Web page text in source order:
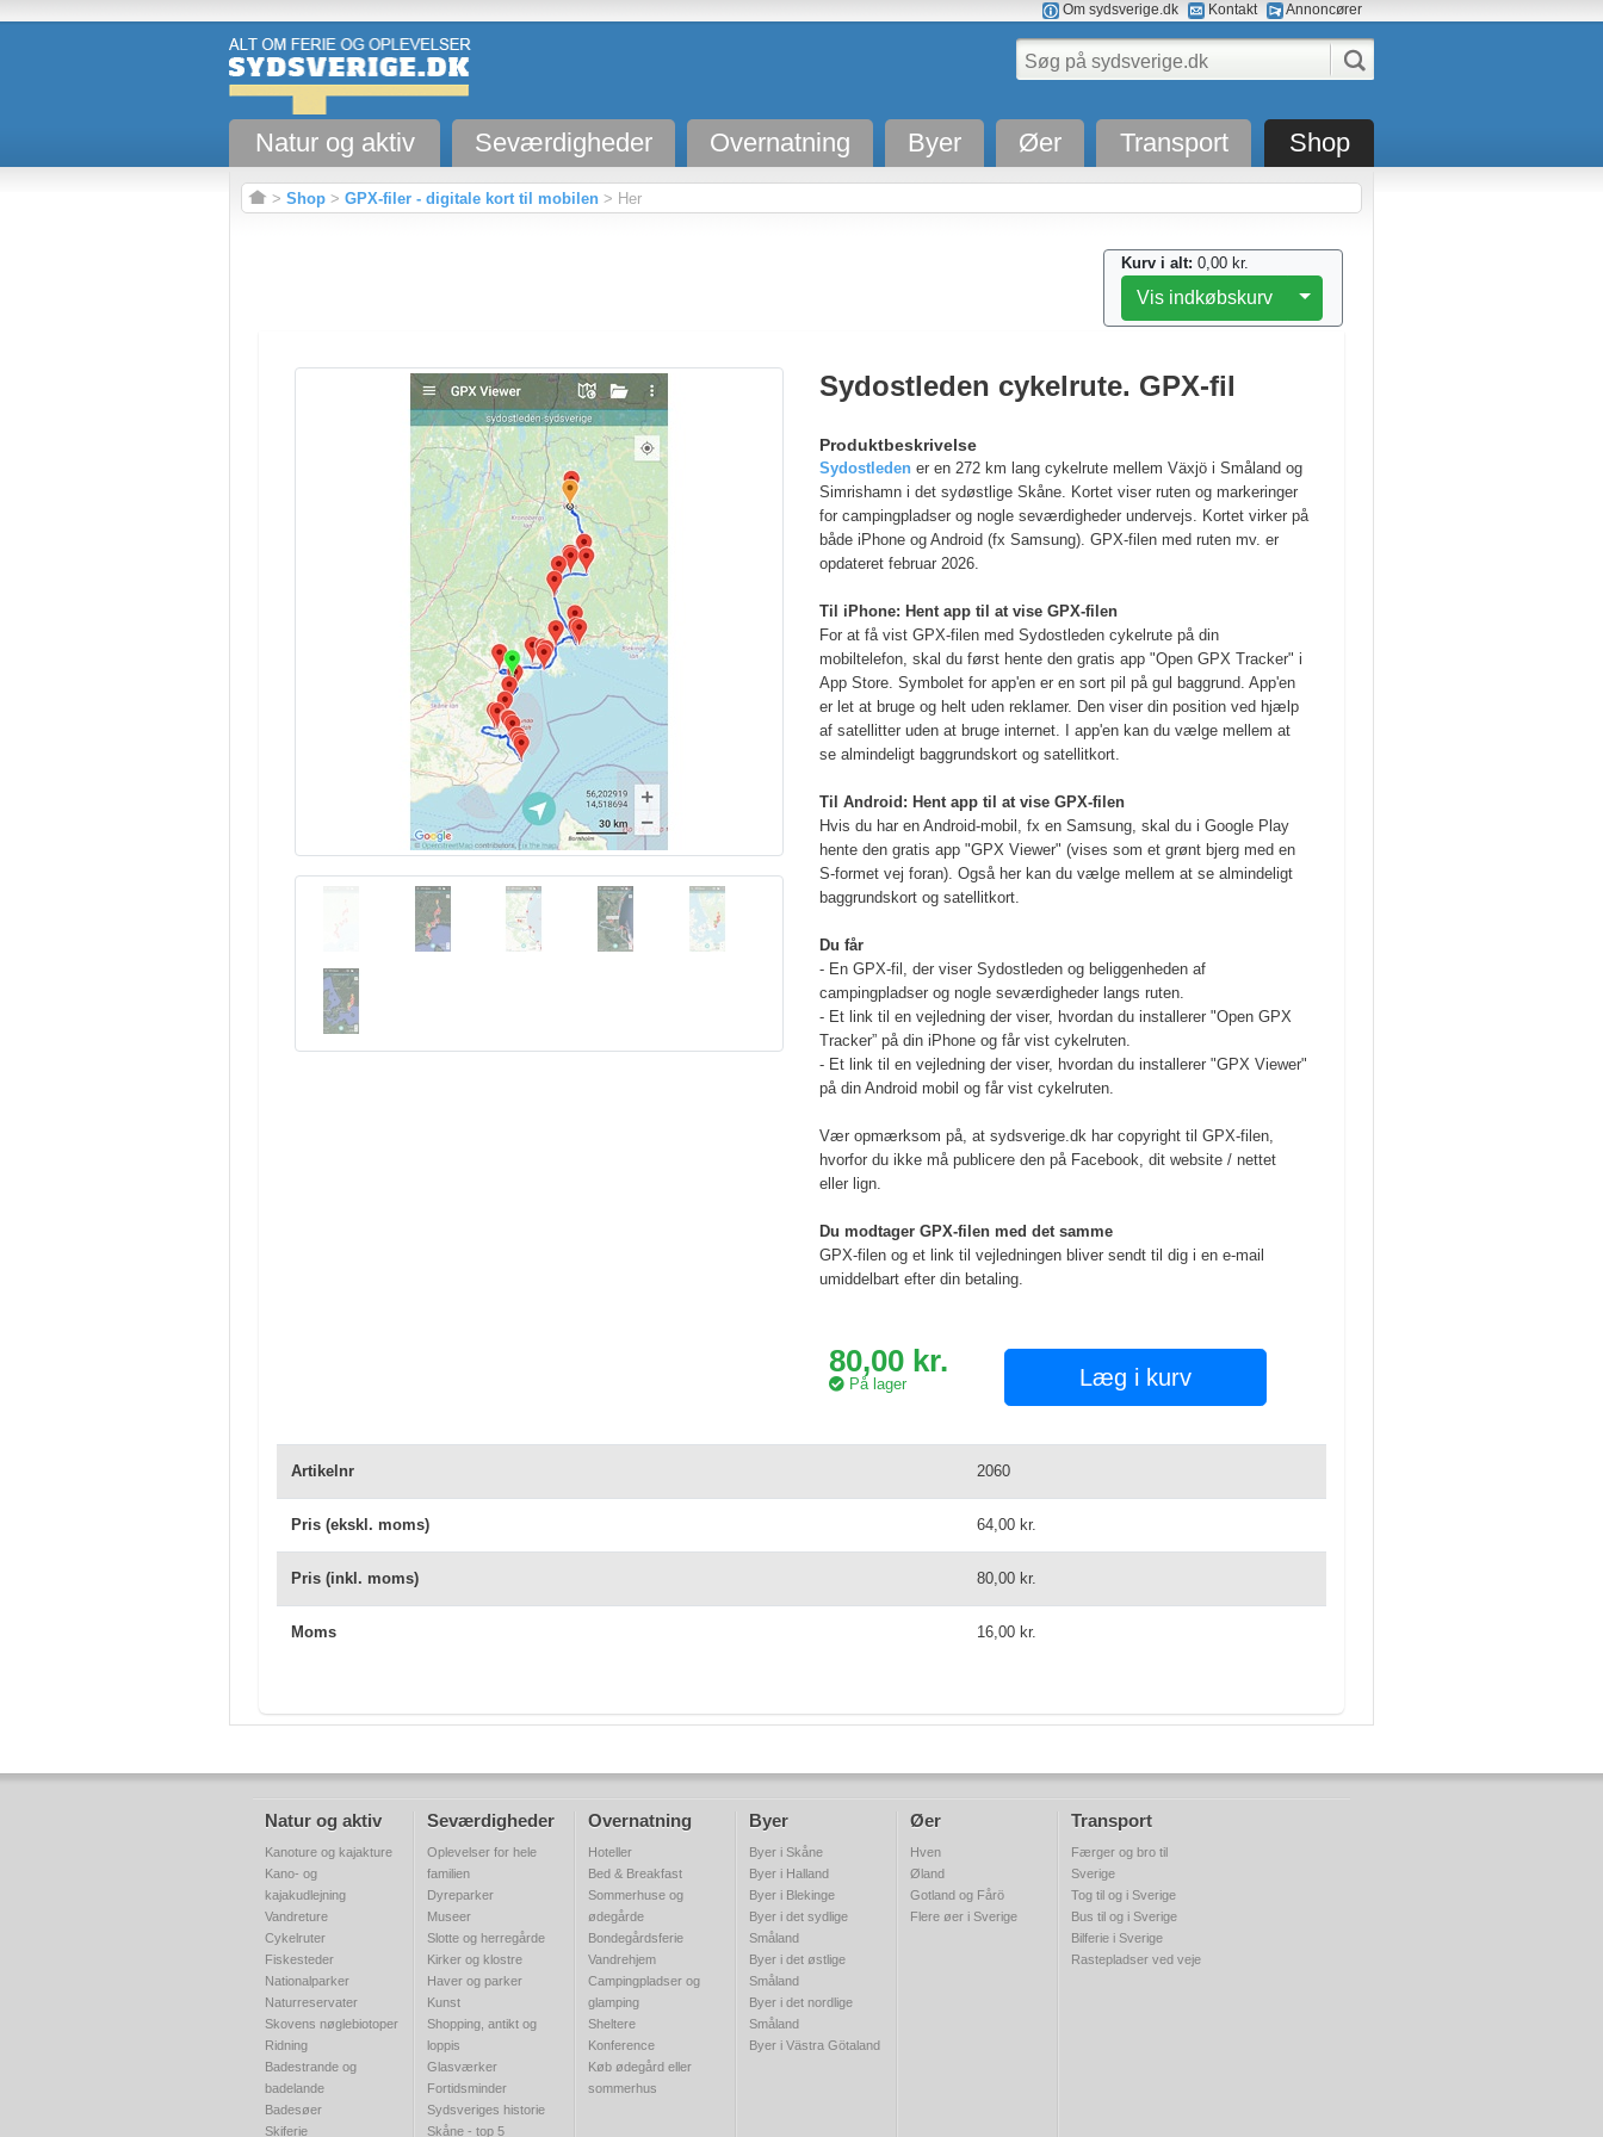
Om sydsverige.dk Kontakt Annoncører
Natur og aktiv Seværdigheder Overnatning Byer Øer Transport Shop
> Shop > GPX-filer - digitale kort til mobilen > Her
Kurv i alt: 0,00 kr.
Vis indkøbskurv Toggle Dropdown
Sydostleden cykelrute. GPX-fil
Produktbeskrivelse
Sydostleden er en 272 km lang cykelrute mellem Växjö i Småland og
Simrishamn i det sydøstlige Skåne. Kortet viser ruten og markeringer
for campingpladser og nogle seværdigheder undervejs. Kortet virker på
både iPhone og Android (fx Samsung). GPX-filen med ruten mv. er
opdateret februar 2026.
Til iPhone: Hent app til at vise GPX-filen
For at få vist GPX-filen med Sydostleden cykelrute på din
mobiltelefon, skal du først hente den gratis app "Open GPX Tracker" i
App Store. Symbolet for app'en er en sort pil på gul baggrund. App'en
er let at bruge og helt uden reklamer. Den viser din position ved hjælp
af satellitter uden at bruge internet. I app'en kan du vælge mellem at
se almindeligt baggrundskort og satellitkort.
Til Android: Hent app til at vise GPX-filen
Hvis du har en Android-mobil, fx en Samsung, skal du i Google Play
hente den gratis app "GPX Viewer" (vises som et grønt bjerg med en
S-formet vej foran). Også her kan du vælge mellem at se almindeligt
baggrundskort og satellitkort.
Du får
- En GPX-fil, der viser Sydostleden og beliggenheden af
campingpladser og nogle seværdigheder langs ruten.
- Et link til en vejledning der viser, hvordan du installerer "Open GPX
Tracker” på din iPhone og får vist cykelruten.
- Et link til en vejledning der viser, hvordan du installerer "GPX Viewer"
på din Android mobil og får vist cykelruten.
Vær opmærksom på, at sydsverige.dk har copyright til GPX-filen,
hvorfor du ikke må publicere den på Facebook, dit website / nettet
eller lign.
Du modtager GPX-filen med det samme
GPX-filen og et link til vejledningen bliver sendt til dig i en e-mail
umiddelbart efter din betaling.
80,00 kr.
På lager Læg i kurv
Artikelnr 2060
Pris (ekskl. moms) 64,00 kr.
Pris (inkl. moms) 80,00 kr.
Moms 16,00 kr.
Natur og aktiv
Kanoture og kajakture
Kano- og
kajakudlejning
Vandreture
Cykelruter
Fiskesteder
Nationalparker
Naturreservater
Skovens nøglebiotoper
Ridning
Badestrande og
badelande
Badesøer
Skiferie
Seværdigheder
Oplevelser for hele
familien
Dyreparker
Museer
Slotte og herregårde
Kirker og klostre
Haver og parker
Kunst
Shopping, antikt og
loppis
Glasværker
Fortidsminder
Sydsveriges historie
Skåne - top 5
Overnatning
Hoteller
Bed & Breakfast
Sommerhuse og
ødegårde
Bondegårdsferie
Vandrehjem
Campingpladser og
glamping
Sheltere
Konference
Køb ødegård eller
sommerhus
Byer
Byer i Skåne
Byer i Halland
Byer i Blekinge
Byer i det sydlige
Småland
Byer i det østlige
Småland
Byer i det nordlige
Småland
Byer i Västra Götaland
Øer
Hven
Øland
Gotland og Fårö
Flere øer i Sverige
Transport
Færger og bro til
Sverige
Tog til og i Sverige
Bus til og i Sverige
Bilferie i Sverige
Rastepladser ved veje